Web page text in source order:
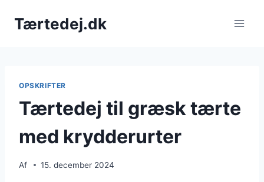
Tærtedej.dk
OPSKRIFTER
Tærtedej til græsk tærte
med krydderurter
Af 15. december 2024